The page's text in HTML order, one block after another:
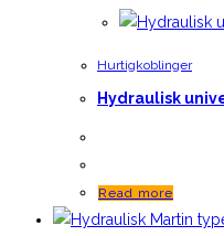
Hurtigkoblinger
Hydraulisk
Read more